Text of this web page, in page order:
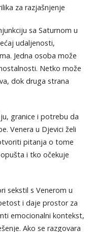
za razjašnjenje
sa Saturnom u
udaljenosti,
Jedna osoba može
Netko može
dok druga strana
granice i potrebu da
Venera u Djevici želi
pitanja o tome
i tko očekuje
sekstil s Venerom u
i daje prostor za
emocionalni kontekst,
Ako se razgovara